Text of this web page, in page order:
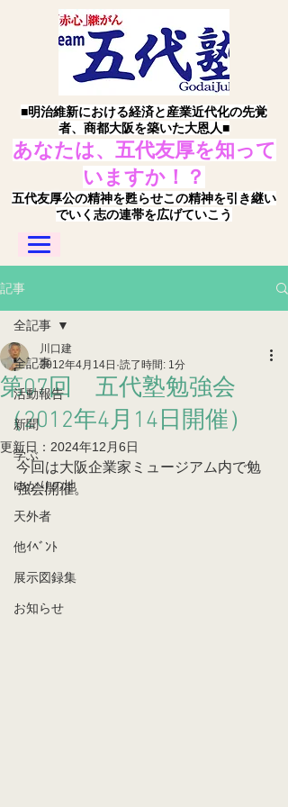
■明治維新における経済と産業近代化の先覚
者、商都大阪を築いた大恩人■
あなたは、五代友厚を知って
いますか！？
五代友厚公の精神を甦らせこの精神を引き継い
でいく志の連帯を広げていこう
記事
全記事
活動報告
新聞
学ぶ
ゆかりの地
天外者
他ｲﾍﾞﾝﾄ
展示図録集
お知らせ
全記事
第07回 五代塾勉強会
（2012年4月14日開催）
川口建
2012年4月14日 読了時間: 1分
更新日： 2024年12月6日
今回は大阪企業家ミュージアム内で勉
強会開催。